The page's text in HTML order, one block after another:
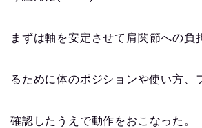
まずは軸を安定させて肩関節への負
るために体のポジションや使い方、
確認したうえで動作をおこなった。